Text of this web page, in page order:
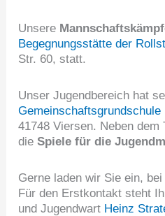
Unsere
Begegnungsstätte der
Str. 60, statt.
Unser Jugendbereich hat
Gemeinschaftsgrundschule
41748 Viersen. Neben dem
dieSpiele für die
Gerne laden wir Sie ein,
Für den Erstkontakt steht
und Jugendwart Heinz